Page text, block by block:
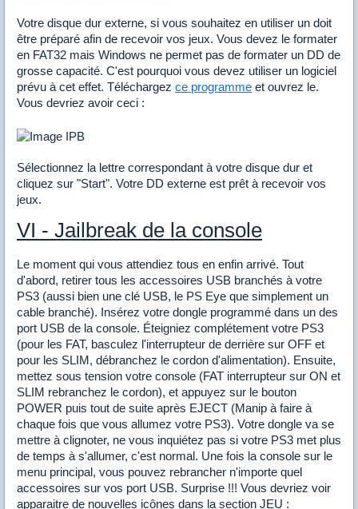
Votre disque dur externe, si vous souhaitez en utiliser un doit
être préparé afin de recevoir vos jeux. Vous devez le formater
en FAT32 mais Windows ne permet pas de formater un DD de
grosse capacité. C'est pourquoi vous devez utiliser un logiciel
prévu à cet effet. Téléchargez ce programme et ouvrez le.
Vous devriez avoir ceci :
Sélectionnez la lettre correspondant à votre disque dur et
cliquez sur "Start". Votre DD externe est prêt à recevoir vos
jeux.
VI - Jailbreak de la console
Le moment qui vous attendiez tous en enfin arrivé. Tout
d'abord, retirer tous les accessoires USB branchés à votre
PS3 (aussi bien une clé USB, le PS Eye que simplement un
cable branché). Insérez votre dongle programmé dans un des
port USB de la console. Éteigniez complétement votre PS3
(pour les FAT, basculez l'interrupteur de derrière sur OFF et
pour les SLIM, débranchez le cordon d'alimentation). Ensuite,
mettez sous tension votre console (FAT interrupteur sur ON et
SLIM rebranchez le cordon), et appuyez sur le bouton
POWER puis tout de suite après EJECT (Manip à faire à
chaque fois que vous allumez votre PS3). Votre dongle va se
mettre à clignoter, ne vous inquiétez pas si votre PS3 met plus
de temps à s'allumer, c'est normal. Une fois la console sur le
menu principal, vous pouvez rebrancher n'importe quel
accessoires sur vos port USB. Surprise !!! Vous devriez voir
apparaitre de nouvelles icônes dans la section JEU :